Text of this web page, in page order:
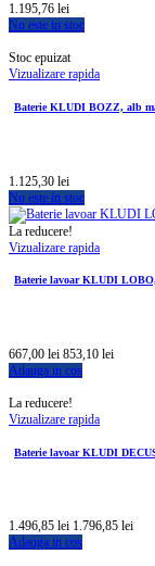
1.195,76 lei
Nu este in stoc
Stoc epuizat
Vizualizare rapida
Baterie KLUDI BOZZ, alb
1.125,30 lei
Nu este in stoc
La reducere!
Vizualizare rapida
Baterie lavoar KLUDI
667,00 lei 853,10 lei
Adauga in cos
La reducere!
Vizualizare rapida
Baterie lavoar KLUDI
1.496,85 lei 1.796,85 lei
Adauga in cos